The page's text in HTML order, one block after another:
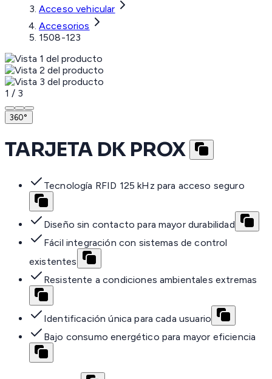
Acceso vehicular
Accesorios
1508-123
1 / 3
360°
TARJETA DK PROX
Tecnología RFID 125 kHz para acceso seguro
Diseño sin contacto para mayor durabilidad
Fácil integración con sistemas de control
existentes
Resistente a condiciones ambientales extremas
Identificación única para cada usuario
Bajo consumo energético para mayor eficiencia